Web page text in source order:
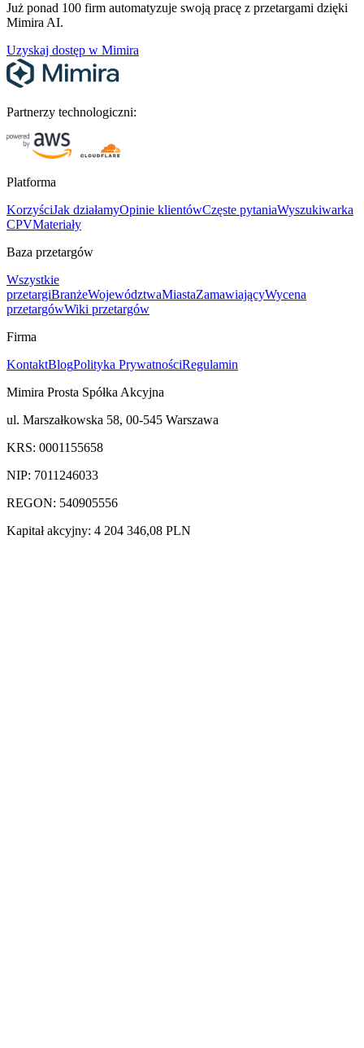
Już ponad 100 firm automatyzuje swoją pracę z przetargami dzięki
Mimira AI.
Uzyskaj dostęp w Mimira
Partnerzy technologiczni:
Platforma
KorzyściJak działamyOpinie klientówCzęste pytaniaWyszukiwarka
CPVMateriały
Baza przetargów
Wszystkie
przetargiBranżeWojewództwaMiastaZamawiającyWycena
przetargówWiki przetargów
Firma
KontaktBlogPolityka PrywatnościRegulamin
Mimira Prosta Spółka Akcyjna
ul. Marszałkowska 58, 00-545 Warszawa
KRS: 0001155658
NIP: 7011246033
REGON: 540905556
Kapitał akcyjny: 4 204 346,08 PLN